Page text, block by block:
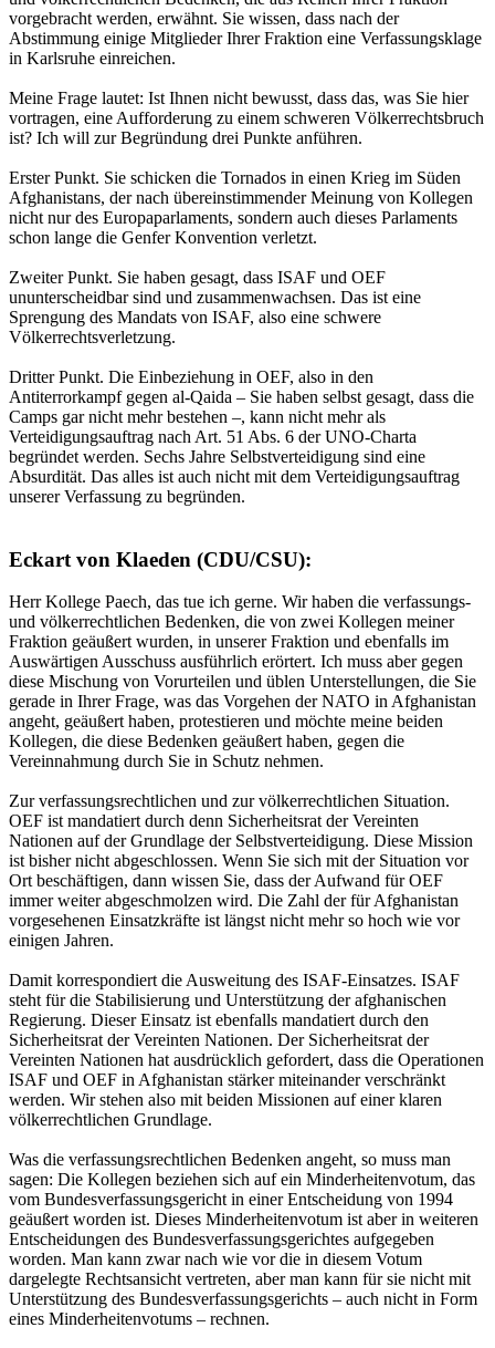
vorgebracht werden, erwähnt. Sie wissen, dass nach der
Abstimmung einige Mitglieder Ihrer Fraktion eine Verfassungsklage
in Karlsruhe einreichen.
Meine Frage lautet: Ist Ihnen nicht bewusst, dass das, was Sie hier
vortragen, eine Aufforderung zu einem schweren Völkerrechtsbruch
ist? Ich will zur Begründung drei Punkte anführen.
Erster Punkt. Sie schicken die Tornados in einen Krieg im Süden
Afghanistans, der nach übereinstimmender Meinung von Kollegen
nicht nur des Europaparlaments, sondern auch dieses Parlaments
schon lange die Genfer Konvention verletzt.
Zweiter Punkt. Sie haben gesagt, dass ISAF und OEF
ununterscheidbar sind und zusammenwachsen. Das ist eine
Sprengung des Mandats von ISAF, also eine schwere
Völkerrechtsverletzung.
Dritter Punkt. Die Einbeziehung in OEF, also in den
Antiterrorkampf gegen al-Qaida – Sie haben selbst gesagt, dass die
Camps gar nicht mehr bestehen –, kann nicht mehr als
Verteidigungsauftrag nach Art. 51 Abs. 6 der UNO-Charta
begründet werden. Sechs Jahre Selbstverteidigung sind eine
Absurdität. Das alles ist auch nicht mit dem Verteidigungsauftrag
unserer Verfassung zu begründen.
Eckart von Klaeden (CDU/CSU):
Herr Kollege Paech, das tue ich gerne. Wir haben die verfassungs-
und völkerrechtlichen Bedenken, die von zwei Kollegen meiner
Fraktion geäußert wurden, in unserer Fraktion und ebenfalls im
Auswärtigen Ausschuss ausführlich erörtert. Ich muss aber gegen
diese Mischung von Vorurteilen und üblen Unterstellungen, die Sie
gerade in Ihrer Frage, was das Vorgehen der NATO in Afghanistan
angeht, geäußert haben, protestieren und möchte meine beiden
Kollegen, die diese Bedenken geäußert haben, gegen die
Vereinnahmung durch Sie in Schutz nehmen.
Zur verfassungsrechtlichen und zur völkerrechtlichen Situation.
OEF ist mandatiert durch denn Sicherheitsrat der Vereinten
Nationen auf der Grundlage der Selbstverteidigung. Diese Mission
ist bisher nicht abgeschlossen. Wenn Sie sich mit der Situation vor
Ort beschäftigen, dann wissen Sie, dass der Aufwand für OEF
immer weiter abgeschmolzen wird. Die Zahl der für Afghanistan
vorgesehenen Einsatzkräfte ist längst nicht mehr so hoch wie vor
einigen Jahren.
Damit korrespondiert die Ausweitung des ISAF-Einsatzes. ISAF
steht für die Stabilisierung und Unterstützung der afghanischen
Regierung. Dieser Einsatz ist ebenfalls mandatiert durch den
Sicherheitsrat der Vereinten Nationen. Der Sicherheitsrat der
Vereinten Nationen hat ausdrücklich gefordert, dass die Operationen
ISAF und OEF in Afghanistan stärker miteinander verschränkt
werden. Wir stehen also mit beiden Missionen auf einer klaren
völkerrechtlichen Grundlage.
Was die verfassungsrechtlichen Bedenken angeht, so muss man
sagen: Die Kollegen beziehen sich auf ein Minderheitenvotum, das
vom Bundesverfassungsgericht in einer Entscheidung von 1994
geäußert worden ist. Dieses Minderheitenvotum ist aber in weiteren
Entscheidungen des Bundesverfassungsgerichtes aufgegeben
worden. Man kann zwar nach wie vor die in diesem Votum
dargelegte Rechtsansicht vertreten, aber man kann für sie nicht mit
Unterstützung des Bundesverfassungsgerichts – auch nicht in Form
eines Minderheitenvotums – rechnen.